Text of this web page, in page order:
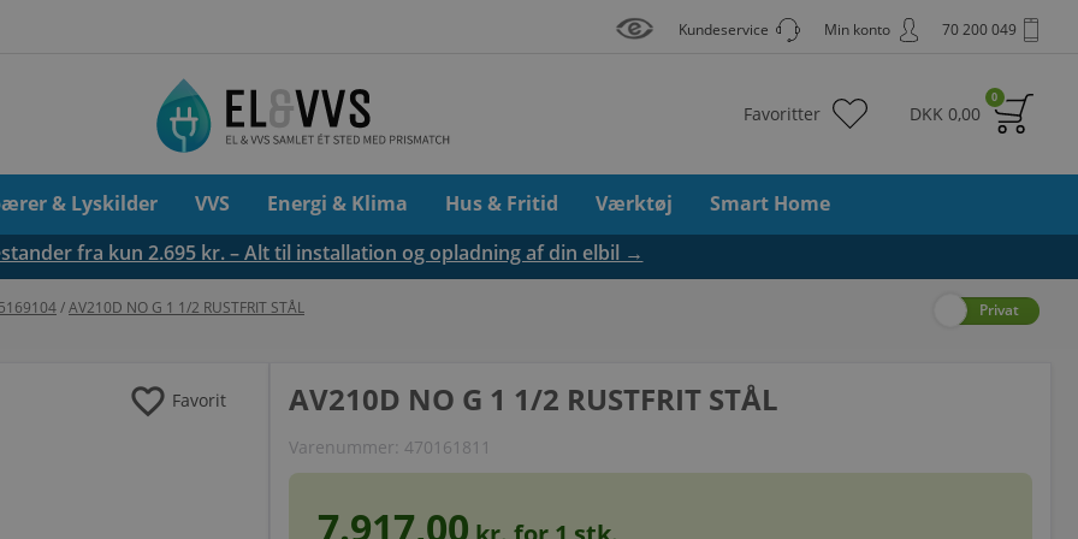
70 200 049
Min konto
Kundeservice
0
DKK 0,00
Favoritter
& Lyskilder VVS Energi & Klima Hus & Fritid Værktøj
Smart Home
fra kun 2.695 kr. – Alt til installation og opladning af din elbil →
/AV210D NO G 1 1/2 RUSTFRIT STÅL Privat
favorite Favorit AV210D NO G 1 1/2 RUSTFRIT STÅL
Varenummer: 470161811
7.917,00